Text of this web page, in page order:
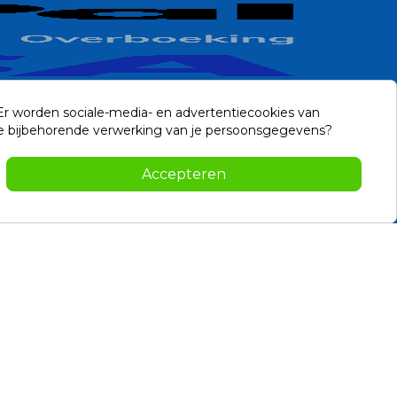
2026 Noviostores.nl. Alle rechten voorbehouden.
worden sociale-media- en advertentiecookies van
verwerking van je persoonsgegevens?
Accepteren